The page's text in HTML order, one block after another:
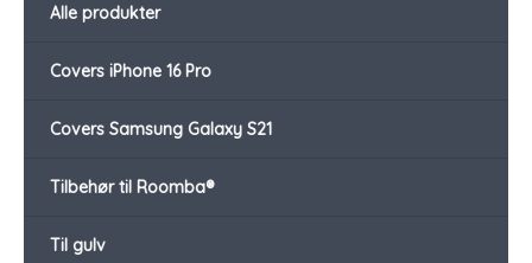
Alle produkter
Covers iPhone 16 Pro
Covers Samsung Galaxy S21
Tilbehør til Roomba®
Til gulv